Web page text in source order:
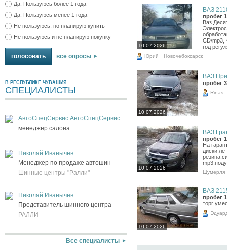
Да. Пользуюсь более 1 года
Да. Пользуюсь менее 1 года
Не пользуюсь, но планирую купить
Не пользуюсь и не планирую покупку
все опросы
В РЕСПУБЛИКЕ ЧУВАШИЯ
СПЕЦИАЛИСТЫ
АвтоСпецСервис АвтоСпецСервис
менеджер салона
Николай Иванычев
Менеджер по продаже автошин
Шинные центры "Ралли"
Николай Иванычев
Представитель шинного центра
РАЛЛИ
Все специалисты
10.07.2026
ВАЗ
пробег
Ваз
CD/mp3,
год
Юрий Новочебоксарск
10.07.2026
ВАЗ
пробег
Rinas
10.07.2026
ВАЗ
пробег
На
Шумерля
10.07.2026
ВАЗ
пробег
торг